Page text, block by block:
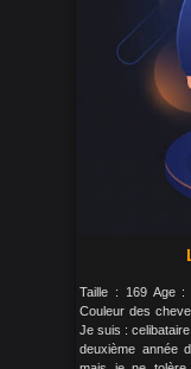
Taille : 169 Age
Couleur des
Je suis :
deuxième année